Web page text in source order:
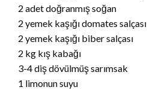
2 adet doğranmış soğan
2 yemek kaşığı domates salçası
2 yemek kaşığı biber salçası
2 kg kış kabağı
3-4 diş dövülmüş sarımsak
1 limonun suyu